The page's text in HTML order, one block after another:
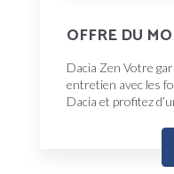
OFFRE DU
Dacia Zen Votre
entretien avec les
Dacia et profitez